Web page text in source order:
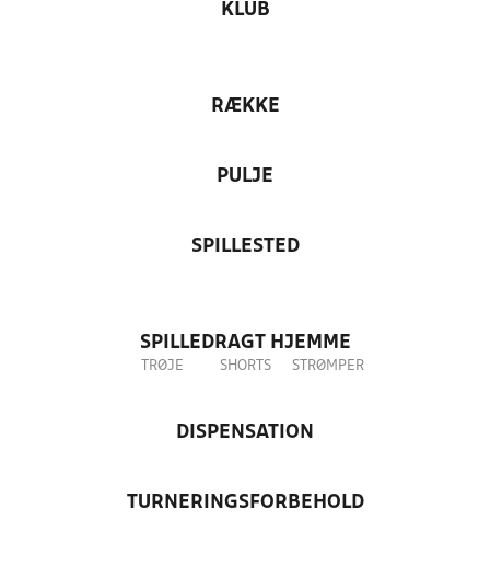
KLUB
RÆKKE
PULJE
SPILLESTED
SPILLEDRAGT HJEMME
TRØJE SHORTS STRØMPER
DISPENSATION
TURNERINGSFORBEHOLD